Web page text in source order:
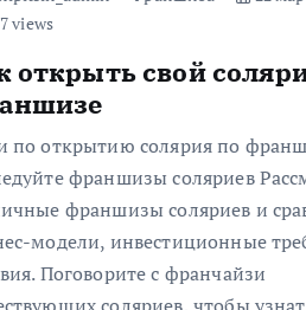
views
открыть свой
по открытию солярия по
франшизы соляриев
франшизы соляриев и
модели, инвестиционные
Поговорите с франчайзи